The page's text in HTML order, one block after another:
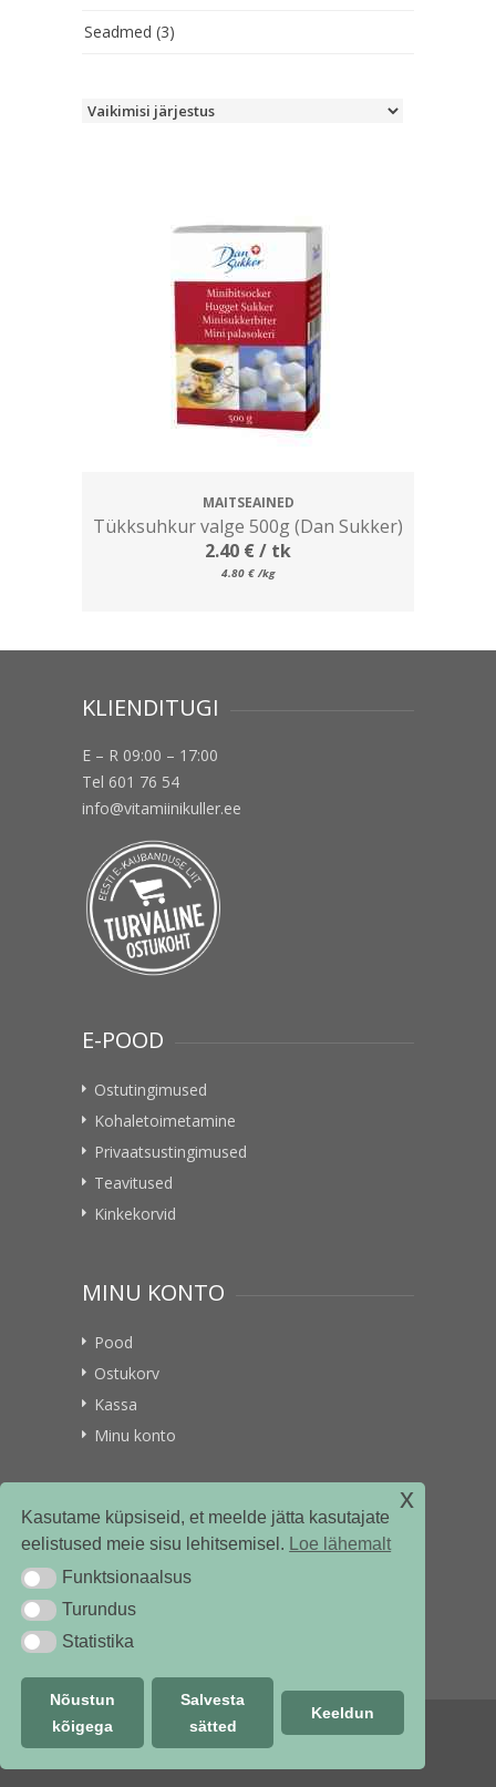
Kasutame küpsiseid, et meelde jätta kasutajate
eelistused meie sisu lehitsemisel. Loe lähemalt
Funktsionaalsus
Funktsionaalsus
TurundusTurundus
StatistikaStatistika
Nõustun
kõigega
Salvesta
sätted
Keeldun
x
Seadmed (3)
MAITSEAINED
Tükksuhkur valge 500g (Dan Sukker)
2.40 €/ tk
4.80 € /kg
KLIENDITUGI
E – R 09:00 – 17:00
Tel 601 76 54
info@vitamiinikuller.ee
E-POOD
Ostutingimused
Kohaletoimetamine
Privaatsustingimused
Teavitused
Kinkekorvid
MINU KONTO
Pood
Ostukorv
Kassa
Minu konto
VITAMIINIKULLER.EE
© vitamiinikuller.ee 2018